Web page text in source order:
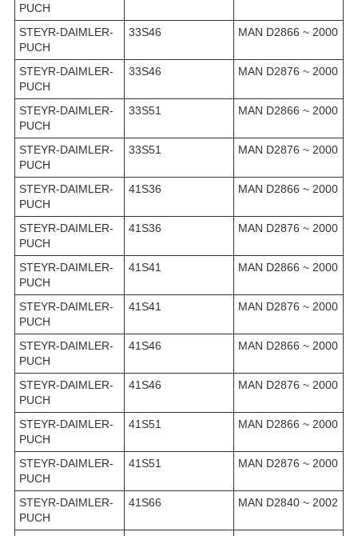
PUCH
STEYR-DAIMLER-
PUCH
33S46 MAN D2866 ~ 2000
STEYR-DAIMLER-
PUCH
33S46 MAN D2876 ~ 2000
STEYR-DAIMLER-
PUCH
33S51 MAN D2866 ~ 2000
STEYR-DAIMLER-
PUCH
33S51 MAN D2876 ~ 2000
STEYR-DAIMLER-
PUCH
41S36 MAN D2866 ~ 2000
STEYR-DAIMLER-
PUCH
41S36 MAN D2876 ~ 2000
STEYR-DAIMLER-
PUCH
41S41 MAN D2866 ~ 2000
STEYR-DAIMLER-
PUCH
41S41 MAN D2876 ~ 2000
STEYR-DAIMLER-
PUCH
41S46 MAN D2866 ~ 2000
STEYR-DAIMLER-
PUCH
41S46 MAN D2876 ~ 2000
STEYR-DAIMLER-
PUCH
41S51 MAN D2866 ~ 2000
STEYR-DAIMLER-
PUCH
41S51 MAN D2876 ~ 2000
STEYR-DAIMLER-
PUCH
41S66 MAN D2840 ~ 2002